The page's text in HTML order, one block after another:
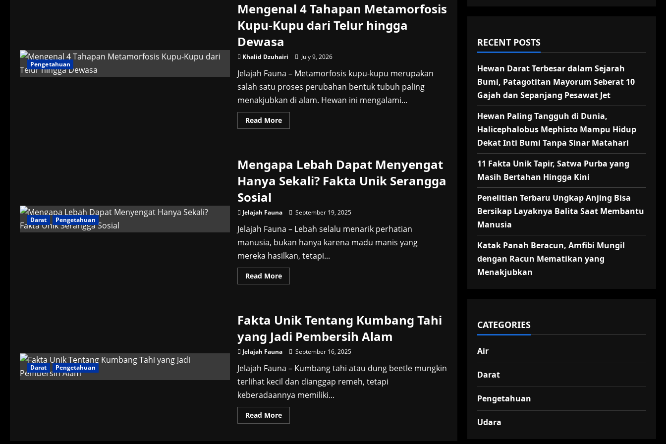
Pengetahuan
Mengenal 4 Tahapan Metamorfosis
Kupu-Kupu dari Telur hingga
Dewasa
Khalid Dzuhairi July 9, 2026
Jelajah Fauna – Metamorfosis kupu-kupu merupakan
salah satu proses perubahan bentuk tubuh paling
menakjubkan di alam. Hewan ini mengalami...
Read MoreRead
more
Metamorfosis
Kupu-
Kupu
dari
Darat Pengetahuan
Mengapa Lebah Dapat Menyengat
Hanya Sekali? Fakta Unik Serangga
Sosial
Jelajah Fauna September 19, 2025
Jelajah Fauna – Lebah selalu menarik perhatian
manusia, bukan hanya karena madu manis yang
mereka hasilkan, tetapi...
Read MoreRead
more
Menyengat
Hanya
Sekali?
Fakta
Serangga
Darat Pengetahuan
Fakta Unik Tentang Kumbang Tahi
yang Jadi Pembersih Alam
Jelajah Fauna September 16, 2025
Jelajah Fauna – Kumbang tahi atau dung beetle mungkin
terlihat kecil dan dianggap remeh, tetapi
keberadaannya memiliki...
Read MoreRead
more
RECENT POSTS
Hewan Darat Terbesar dalam Sejarah
Bumi, Patagotitan Mayorum Seberat 10
Gajah dan Sepanjang Pesawat Jet
Hewan Paling Tangguh di Dunia,
Halicephalobus Mephisto Mampu Hidup
Dekat Inti Bumi Tanpa Sinar Matahari
11 Fakta Unik Tapir, Satwa Purba yang
Masih Bertahan Hingga Kini
Penelitian Terbaru Ungkap Anjing Bisa
Bersikap Layaknya Balita Saat Membantu
Manusia
Katak Panah Beracun, Amfibi Mungil
dengan Racun Mematikan yang
Menakjubkan
CATEGORIES
Air
Darat
Pengetahuan
Udara